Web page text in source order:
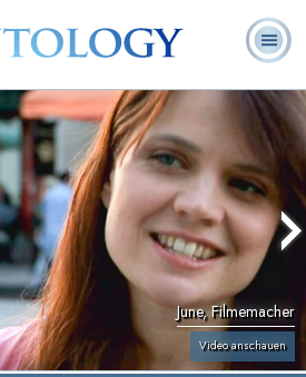
Ehrenamtliche
Geistliche
Häufig gestellte
Bücher
June, Filmemacher
Video anschauen